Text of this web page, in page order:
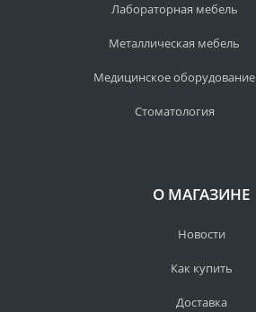
Лабораторная мебель
Металлическая мебель
Медицинское оборудование
Стоматология
О МАГАЗИНЕ
Новости
Как купить
Доставка